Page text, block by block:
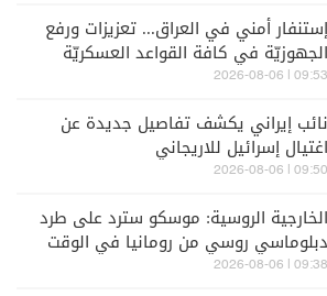
إستنفار أمني في العراق... تعزيزات ورفع
الجهوزيّة في كافة القواعد العسكريّة
09:53 | 2026-08-06
نائب إيراني يكشف تفاصيل جديدة عن
اغتيال إسرائيل للاريجاني
09:50 | 2026-08-06
الخارجية الروسية: موسكو سترد على طرد
دبلوماسي روسي من رومانيا في الوقت
المناسب
09:38 | 2026-08-06